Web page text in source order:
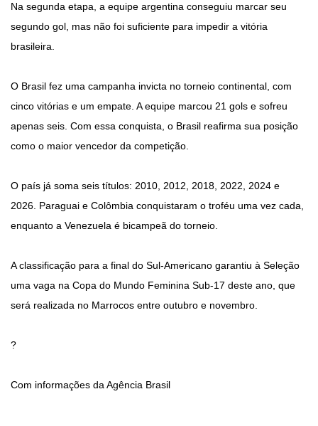
Na segunda etapa, a equipe argentina conseguiu marcar seu
segundo gol, mas não foi suficiente para impedir a vitória
brasileira.
O Brasil fez uma campanha invicta no torneio continental, com
cinco vitórias e um empate. A equipe marcou 21 gols e sofreu
apenas seis. Com essa conquista, o Brasil reafirma sua posição
como o maior vencedor da competição.
O país já soma seis títulos: 2010, 2012, 2018, 2022, 2024 e
2026. Paraguai e Colômbia conquistaram o troféu uma vez cada,
enquanto a Venezuela é bicampeã do torneio.
A classificação para a final do Sul-Americano garantiu à Seleção
uma vaga na Copa do Mundo Feminina Sub-17 deste ano, que
será realizada no Marrocos entre outubro e novembro.
?
Com informações da Agência Brasil